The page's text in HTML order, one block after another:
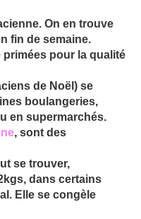
On en trouve
fin de semaine.
pour la qualité
de Noël) se
boulangeries,
en supermarchés.
, sont des
se trouver,
dans certains
Elle se congèle